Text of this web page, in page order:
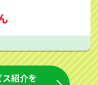
紹介を